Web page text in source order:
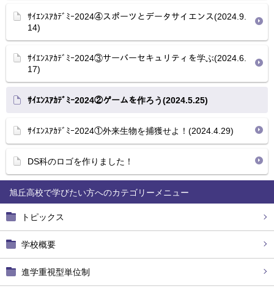
旭丘高校で学びたい方へ
トピックス
学校概要
進学重視型単位制
ｻｲｴﾝｽｱｶﾃﾞﾐｰ2024④スポーツとデータサイエンス(2024.9.
14)
ｻｲｴﾝｽｱｶﾃﾞﾐｰ2024③サーバーセキュリティを学ぶ(2024.6.
17)
ｻｲｴﾝｽｱｶﾃﾞﾐｰ2024②ゲームを作ろう(2024.5.25)
ｻｲｴﾝｽｱｶﾃﾞﾐｰ2024①外来生物を捕獲せよ！(2024.4.29)
DS科のロゴを作りました！